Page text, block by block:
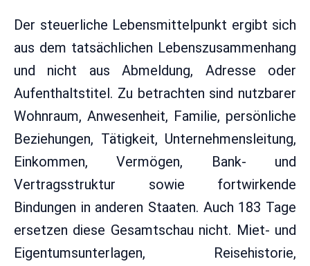
Der steuerliche Lebensmittelpunkt ergibt sich
aus dem tatsächlichen Lebenszusammenhang
und nicht aus Abmeldung, Adresse oder
Aufenthaltstitel. Zu betrachten sind nutzbarer
Wohnraum, Anwesenheit, Familie, persönliche
Beziehungen, Tätigkeit, Unternehmensleitung,
Einkommen, Vermögen, Bank- und
Vertragsstruktur sowie fortwirkende
Bindungen in anderen Staaten. Auch 183 Tage
ersetzen diese Gesamtschau nicht. Miet- und
Eigentumsunterlagen, Reisehistorie,